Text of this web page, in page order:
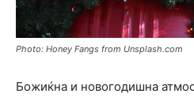
Photo: Honey Fangs from Unsplash.com
Божиќна и новогодишна